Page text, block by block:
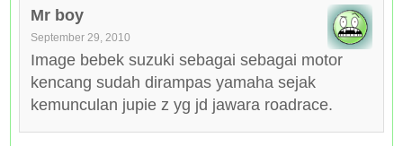
Mr boy
September 29, 2010
Image bebek suzuki sebagai sebagai motor
kencang sudah dirampas yamaha sejak
kemunculan jupie z yg jd jawara roadrace.